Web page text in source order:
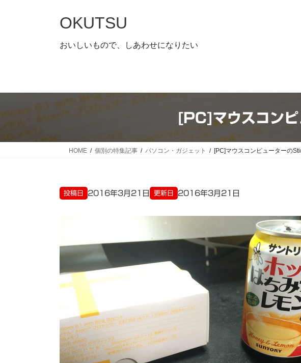
キ
に
OKUTSU
おいしいもので、しあわせになりたい
[PC]マウスコン
HOME 個別の特集記事 パソコン・ガジェット [PC]マウスコンピューターの
投稿日 2016年3月21日 更新日 2016年3月21日